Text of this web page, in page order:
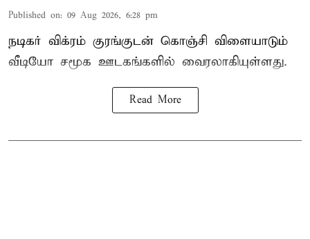
Published on: 09 Aug 2026, 6:28 pm
நடிகர் விக்ரம் குரங்குடன் கொஞ்சி விளையாடும்
வீடியோ சமூக ஊடகங்களில் வைரலாகியுள்ளது.
Read More